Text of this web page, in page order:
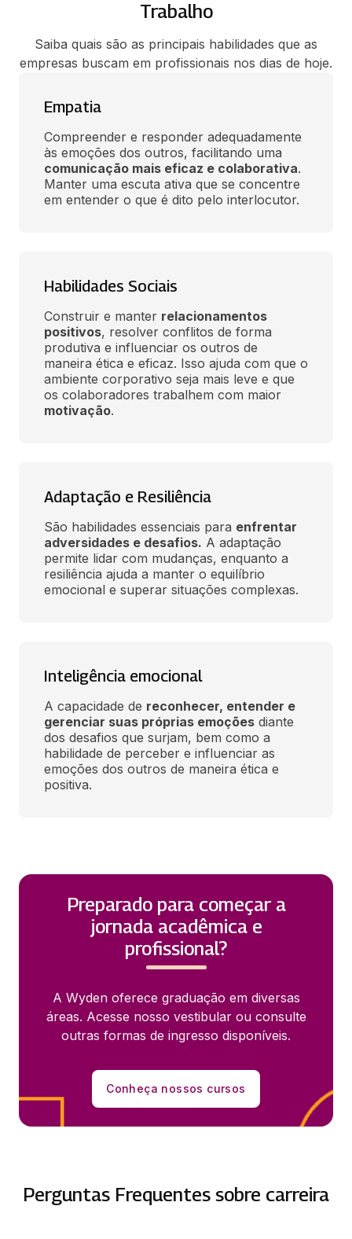
Trabalho
Saiba quais são as principais habilidades que as
empresas buscam em profissionais nos dias de hoje.
Empatia
Compreender e responder adequadamente
comunicação mais eficaz e colaborativa.
Manter uma escuta ativa que se concentre
em entender o que é dito pelo interlocutor.
Habilidades Sociais
Construir e manter relacionamentos
positivos, resolver conflitos de forma
produtiva e influenciar os outros de
maneira ética e eficaz. Isso ajuda com que o
ambiente corporativo seja mais leve e que
motivação.
Adaptação e Resiliência
São habilidades essenciais para enfrentar
adversidades e desafios. A adaptação
permite lidar com mudanças, enquanto a
resiliência ajuda a manter o equilíbrio
emocional e superar situações complexas.
Inteligência emocional
A capacidade de reconhecer, entender e
gerenciar suas próprias emoções diante
dos desafios que surjam, bem como a
habilidade de perceber e influenciar as
emoções dos outros de maneira ética e
positiva.
Preparado para começar a
jornada acadêmica e
profissional?
A Wyden oferece graduação em diversas
áreas. Acesse nosso vestibular ou consulte
outras formas de ingresso disponíveis.
Conheça nossos cursos
Perguntas Frequentes sobre carreira